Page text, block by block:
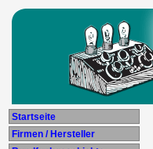
Startseite
Firmen / Hersteller